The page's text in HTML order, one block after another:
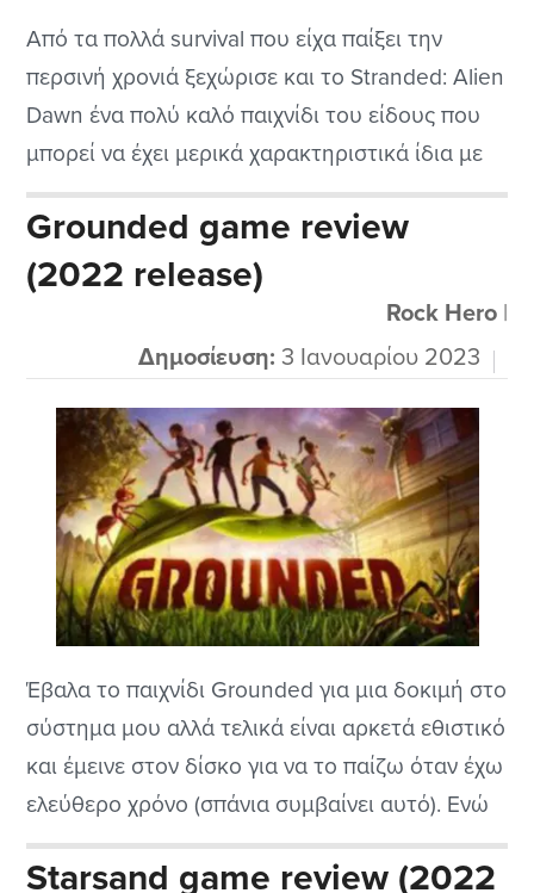
Από τα πολλά survival που είχα παίξει την
περσινή χρονιά ξεχώρισε και το Stranded: Alien
Dawn ένα πολύ καλό παιχνίδι του είδους που
μπορεί να έχει μερικά χαρακτηριστικά ίδια με
το πασίγνωστο Rimworld αλλά τεχνικά είναι
πολύ ανώτερο. Σε μερικούς δεν άρεσαν κάποια
πράγματα από το παιχνίδι και κυρίως το μετά
Grounded game review
(2022 release)
Rock Hero|
Δημοσίευση: 3 Ιανουαρίου 2023
Έβαλα το παιχνίδι Grounded για μια δοκιμή στο
σύστημα μου αλλά τελικά είναι αρκετά εθιστικό
και έμεινε στον δίσκο για να το παίζω όταν έχω
ελεύθερο χρόνο (σπάνια συμβαίνει αυτό). Ενώ
στην αρχή λέω θα είναι παιδικό με τους
χαριτωμένους χαρακτήρες που πρέπει να
Starsand game review (2022